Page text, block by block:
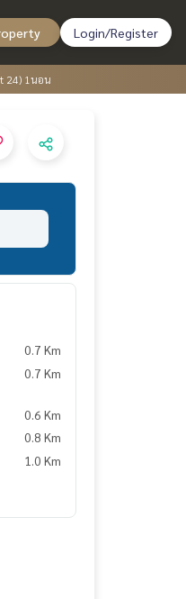
Login/Register
24) 1นอน
0.7 Km
0.7 Km
0.6 Km
0.8 Km
1.0 Km